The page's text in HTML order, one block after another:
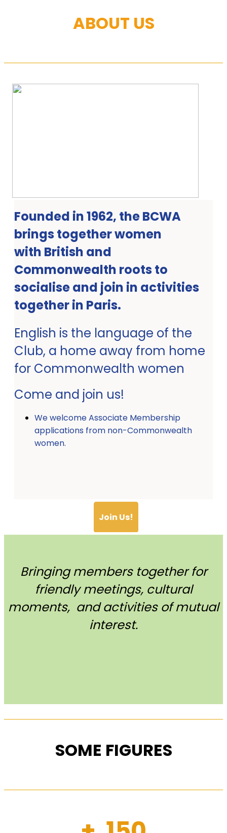
ABOUT US
Founded in 1962, the BCWA
brings together women
with British and
Commonwealth roots to
socialise and join in activities
together in Paris.
English is the language of the
Club, a home away from home
for Commonwealth women
Come and join us!
We welcome Associate Membership
applications from non-Commonwealth
women.
Join Us!
Bringing members together for
friendly meetings, cultural
moments, and activities of mutual
interest.
SOME FIGURES